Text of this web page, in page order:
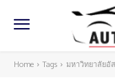
Home Tags มหาวิทยาลัยอั